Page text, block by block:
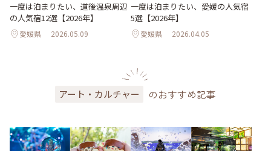
一度は泊まりたい、道後温泉周辺
の人気宿12選【2026年】
愛媛県 2026.05.09
一度は泊まりたい、愛媛の人気宿
5選【2026年】
愛媛県 2026.04.05
アート・カルチャー のおすすめ記事